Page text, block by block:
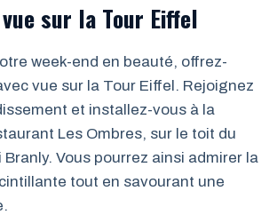
sur la Tour Eiffel
week-end en beauté, offrez-
vue sur la Tour Eiffel. Rejoignez
et installez-vous à la
Les Ombres, sur le toit du
Branly. Vous pourrez ainsi admirer la
tout en savourant une